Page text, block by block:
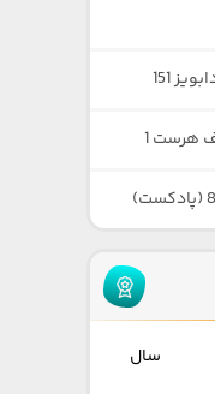
151
هرست 1
سال